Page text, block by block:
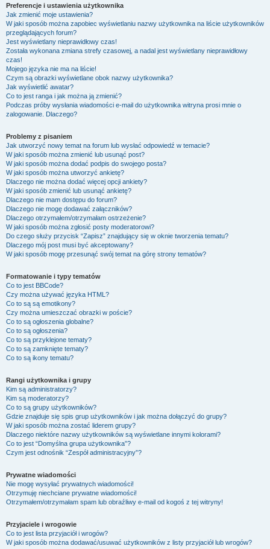
Preferencje i ustawienia użytkownika
Jak zmienić moje ustawienia?
W jaki sposób można zapobiec wyświetlaniu nazwy użytkownika na liście użytkowników
przeglądających forum?
Jest wyświetlany nieprawidłowy czas!
Została wykonana zmiana strefy czasowej, a nadal jest wyświetlany nieprawidłowy
czas!
Mojego języka nie ma na liście!
Czym są obrazki wyświetlane obok nazwy użytkownika?
Jak wyświetlić awatar?
Co to jest ranga i jak można ją zmienić?
Podczas próby wysłania wiadomości e-mail do użytkownika witryna prosi mnie o
zalogowanie. Dlaczego?
Problemy z pisaniem
Jak utworzyć nowy temat na forum lub wysłać odpowiedź w temacie?
W jaki sposób można zmienić lub usunąć post?
W jaki sposób można dodać podpis do swojego posta?
W jaki sposób można utworzyć ankietę?
Dlaczego nie można dodać więcej opcji ankiety?
W jaki sposób zmienić lub usunąć ankietę?
Dlaczego nie mam dostępu do forum?
Dlaczego nie mogę dodawać załączników?
Dlaczego otrzymałem/otrzymałam ostrzeżenie?
W jaki sposób można zgłosić posty moderatorowi?
Do czego służy przycisk “Zapisz” znajdujący się w oknie tworzenia tematu?
Dlaczego mój post musi być akceptowany?
W jaki sposób mogę przesunąć swój temat na górę strony tematów?
Formatowanie i typy tematów
Co to jest BBCode?
Czy można używać języka HTML?
Co to są są emotikony?
Czy można umieszczać obrazki w poście?
Co to są ogłoszenia globalne?
Co to są ogłoszenia?
Co to są przyklejone tematy?
Co to są zamknięte tematy?
Co to są ikony tematu?
Rangi użytkownika i grupy
Kim są administratorzy?
Kim są moderatorzy?
Co to są grupy użytkowników?
Gdzie znajduje się spis grup użytkowników i jak można dołączyć do grupy?
W jaki sposób można zostać liderem grupy?
Dlaczego niektóre nazwy użytkowników są wyświetlane innymi kolorami?
Co to jest “Domyślna grupa użytkownika”?
Czym jest odnośnik “Zespół administracyjny”?
Prywatne wiadomości
Nie mogę wysyłać prywatnych wiadomości!
Otrzymuję niechciane prywatne wiadomości!
Otrzymałem/otrzymałam spam lub obraźliwy e-mail od kogoś z tej witryny!
Przyjaciele i wrogowie
Co to jest lista przyjaciół i wrogów?
W jaki sposób można dodawać/usuwać użytkowników z listy przyjaciół lub wrogów?